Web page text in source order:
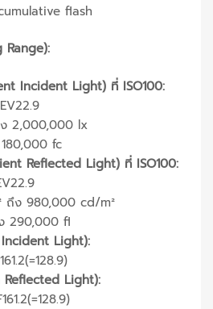
flash
Range):
Incident Light) ที่ ISO100:
2,000,000 lx
fc
Reflected Light) ที่ ISO100:
ถึง 980,000 cd/m²
290,000 fl
Light):
Reflected Light):